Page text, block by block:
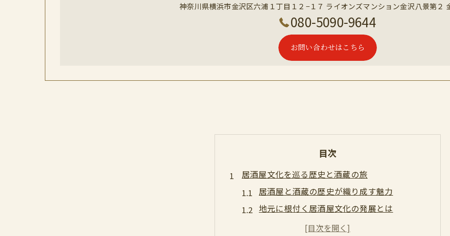
神奈川県横浜市金沢区六浦１丁目１２−１７ ライオンズマンション金沢八景第２
080-5090-9644
お問い合わせはこちら
目次
居酒屋文化を巡る歴史と酒蔵の旅
居酒屋と酒蔵の歴史が織り成す魅力
地元に根付く居酒屋文化の発展とは
酒蔵と居酒屋の深い関係を探る旅